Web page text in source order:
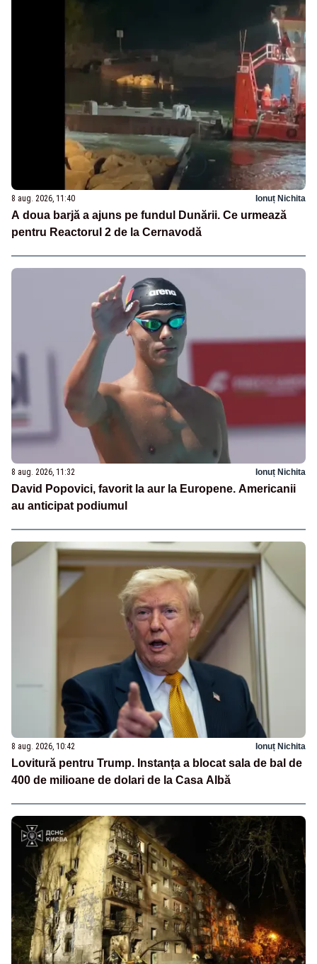
8 aug. 2026, 11:40 Ionuț Nichita
A doua barjă a ajuns pe fundul Dunării. Ce urmează
pentru Reactorul 2 de la Cernavodă
8 aug. 2026, 11:32 Ionuț Nichita
David Popovici, favorit la aur la Europene. Americanii
au anticipat podiumul
8 aug. 2026, 10:42 Ionuț Nichita
Lovitură pentru Trump. Instanța a blocat sala de bal de
400 de milioane de dolari de la Casa Albă